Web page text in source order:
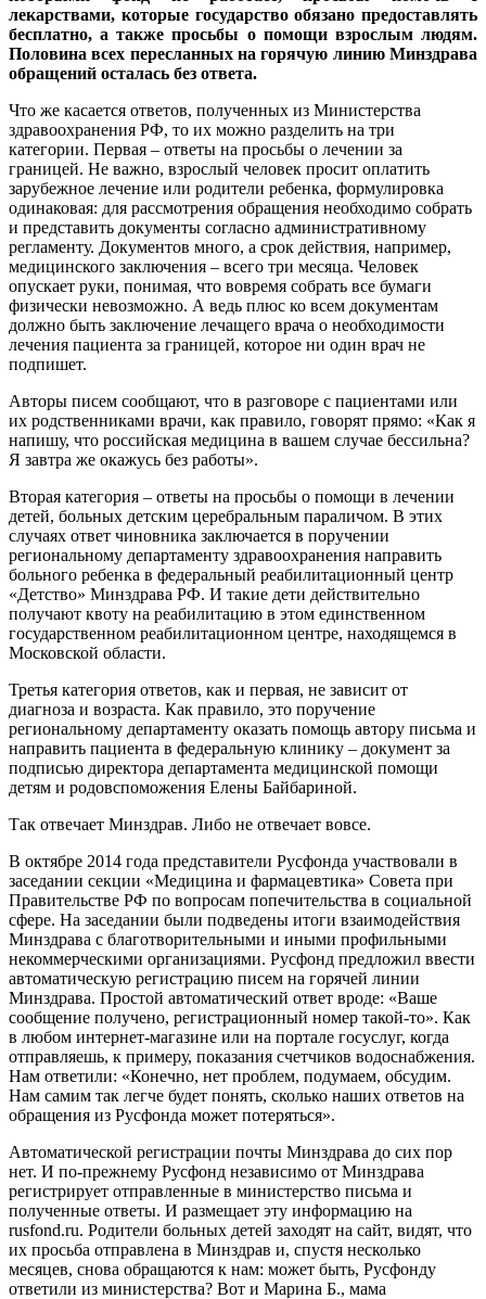
лекарствами, которые государство обязано предоставлять
бесплатно, а также просьбы о помощи взрослым людям.
Половина всех пересланных на горячую линию Минздрава
обращений осталась без ответа.
Что же касается ответов, полученных из Министерства
здравоохранения РФ, то их можно разделить на три
категории. Первая – ответы на просьбы о лечении за
границей. Не важно, взрослый человек просит оплатить
зарубежное лечение или родители ребенка, формулировка
одинаковая: для рассмотрения обращения необходимо собрать
и представить документы согласно административному
регламенту. Документов много, а срок действия, например,
медицинского заключения – всего три месяца. Человек
опускает руки, понимая, что вовремя собрать все бумаги
физически невозможно. А ведь плюс ко всем документам
должно быть заключение лечащего врача о необходимости
лечения пациента за границей, которое ни один врач не
подпишет.
Авторы писем сообщают, что в разговоре с пациентами или
их родственниками врачи, как правило, говорят прямо: «Как я
напишу, что российская медицина в вашем случае бессильна?
Я завтра же окажусь без работы».
Вторая категория – ответы на просьбы о помощи в лечении
детей, больных детским церебральным параличом. В этих
случаях ответ чиновника заключается в поручении
региональному департаменту здравоохранения направить
больного ребенка в федеральный реабилитационный центр
«Детство» Минздрава РФ. И такие дети действительно
получают квоту на реабилитацию в этом единственном
государственном реабилитационном центре, находящемся в
Московской области.
Третья категория ответов, как и первая, не зависит от
диагноза и возраста. Как правило, это поручение
региональному департаменту оказать помощь автору письма и
направить пациента в федеральную клинику – документ за
подписью директора департамента медицинской помощи
детям и родовспоможения Елены Байбариной.
Так отвечает Минздрав. Либо не отвечает вовсе.
В октябре 2014 года представители Русфонда участвовали в
заседании секции «Медицина и фармацевтика» Совета при
Правительстве РФ по вопросам попечительства в социальной
сфере. На заседании были подведены итоги взаимодействия
Минздрава с благотворительными и иными профильными
некоммерческими организациями. Русфонд предложил ввести
автоматическую регистрацию писем на горячей линии
Минздрава. Простой автоматический ответ вроде: «Ваше
сообщение получено, регистрационный номер такой-то». Как
в любом интернет-магазине или на портале госуслуг, когда
отправляешь, к примеру, показания счетчиков водоснабжения.
Нам ответили: «Конечно, нет проблем, подумаем, обсудим.
Нам самим так легче будет понять, сколько наших ответов на
обращения из Русфонда может потеряться».
Автоматической регистрации почты Минздрава до сих пор
нет. И по-прежнему Русфонд независимо от Минздрава
регистрирует отправленные в министерство письма и
полученные ответы. И размещает эту информацию на
rusfond.ru. Родители больных детей заходят на сайт, видят, что
их просьба отправлена в Минздрав и, спустя несколько
месяцев, снова обращаются к нам: может быть, Русфонду
ответили из министерства? Вот и Марина Б., мама